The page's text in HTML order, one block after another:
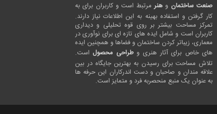
صنعت ساختمان و هنرمرتبط است و کاربران برای به
کار گرفتن و استفاده بهینه به این اطلاعات نیاز دارند.
تمرکز مساحت بیشتر بر روی قوه تحلیلی و دیداری
کاربران است و شامل ایده های تازه ای برای نوآوری در
معماری، زیباتر کردن ساختمان و فضاها و همچنین ایده
های خاص برای آثار هنری وطراحی محصول است.
تلاش مساحت برای رسیدن به بهترین جایگاه در بین
علاقه مندان و صاحبان و دست اندرکاران این حرفه ها
به عنوان یک منبع منحصربه فرد و متمایز است.